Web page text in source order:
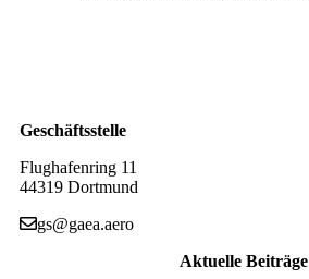
Geschäftsstelle
Flughafenring 11
44319 Dortmund
gs@gaea.aero
Aktuelle Beiträge